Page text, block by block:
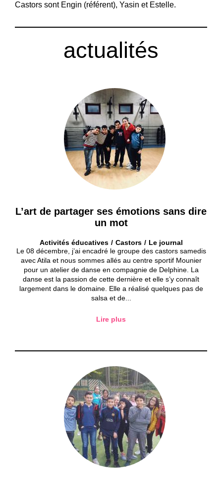
Castors sont Engin (référent), Yasin et Estelle.
actualités
L’art de partager ses émotions sans dire
un mot
Activités éducatives Castors
Le journal
Le 08 décembre, j’ai encadré le groupe des castors samedis
avec Atila et nous sommes allés au centre sportif Mounier
pour un atelier de danse en compagnie de Delphine. La
danse est la passion de cette dernière et elle s’y connaît
largement dans le domaine. Elle a réalisé quelques pas de
salsa et de...
Lire plus